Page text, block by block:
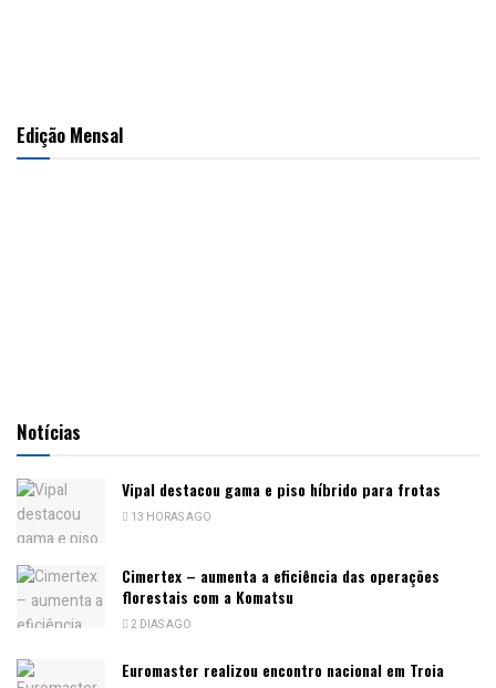
Edição Mensal
Notícias
Vipal destacou gama e piso híbrido para frotas
13 HORAS AGO
Cimertex – aumenta a eficiência das operações
florestais com a Komatsu
2 DIAS AGO
Euromaster realizou encontro nacional em Troia